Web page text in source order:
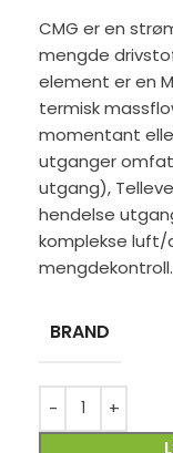
CMG er en
mengde
element er en
termisk
momentant
utganger
utgang),
hendelse
komplekse
mengdekontroll.
BRAND